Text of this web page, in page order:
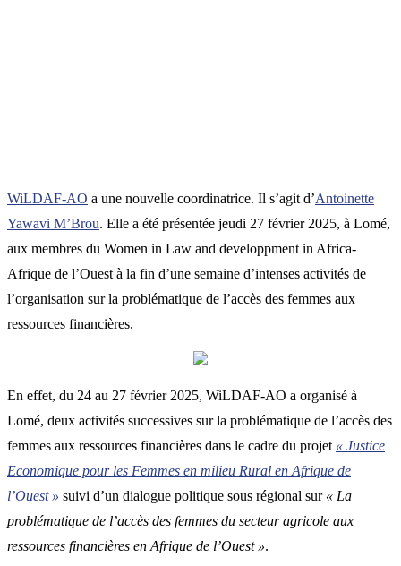
WiLDAF-AO a une nouvelle coordinatrice. Il s’agit d’Antoinette
Yawavi M’Brou. Elle a été présentée jeudi 27 février 2025, à Lomé,
aux membres du Women in Law and developpment in Africa-
Afrique de l’Ouest à la fin d’une semaine d’intenses activités de
l’organisation sur la problématique de l’accès des femmes aux
ressources financières.
En effet, du 24 au 27 février 2025, WiLDAF-AO a organisé à
Lomé, deux activités successives sur la problématique de l’accès des
femmes aux ressources financières dans le cadre du projet « Justice
Economique pour les Femmes en milieu Rural en Afrique de
l’Ouest » suivi d’un dialogue politique sous régional sur « La
problématique de l’accès des femmes du secteur agricole aux
ressources financières en Afrique de l’Ouest ».